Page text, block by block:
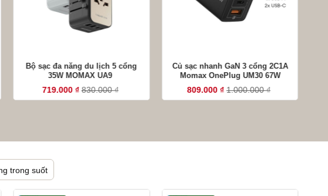
Bộ sạc đa năng du lịch 5 cổng
35W MOMAX UA9
719.000 ₫ 830.000₫
Củ sạc nhanh GaN 3 cổng 2C1A
Momax OnePlug UM30 67W
809.000 ₫ 1.000.000₫
trong suốt